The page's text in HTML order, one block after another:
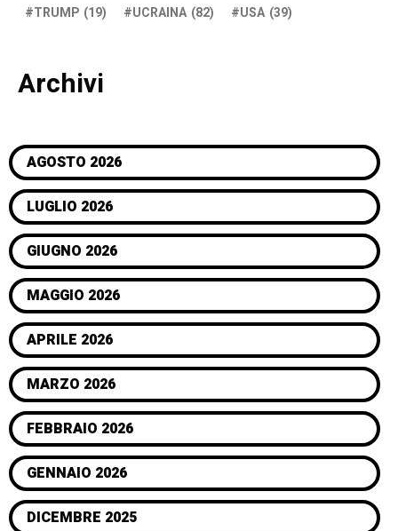
TRUMP (19) UCRAINA (82) USA (39)
Archivi
AGOSTO 2026
LUGLIO 2026
GIUGNO 2026
MAGGIO 2026
APRILE 2026
MARZO 2026
FEBBRAIO 2026
GENNAIO 2026
DICEMBRE 2025